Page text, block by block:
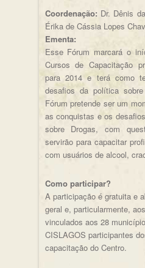
Coordenação: Dr. Dênis
Érika de Cássia Lopes
Ementa:
Esse Fórum marcará o
Cursos de Capacitação
para 2014 e terá como
desafios da política
Fórum pretende ser um
as conquistas e os
sobre Drogas, com
servirão para capacitar
com usuários de alcool,
Como participar?
A participação é gratuita e
geral e, particularmente,
vinculados aos 28
CISLAGOS participantes
capacitação do Centro.